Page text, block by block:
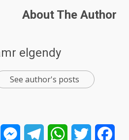
About The Author
elgendy
See author's posts
Facebook
Twitter
WhatsApp